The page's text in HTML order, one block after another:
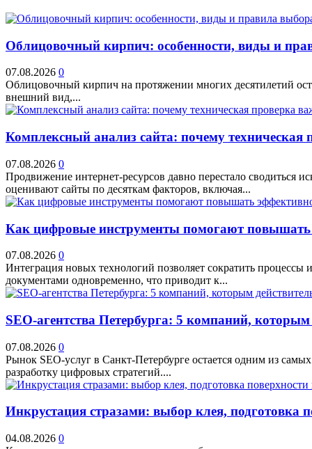
Облицовочный кирпич: особенности, виды и
07.08.2026 0
Облицовочный кирпич на протяжении многих десятилетий
внешний вид,...
Комплексный анализ сайта: почему
07.08.2026 0
Продвижение интернет-ресурсов давно перестало сводиться
оценивают сайты по десяткам факторов, включая...
Как цифровые инструменты помогают повышать
07.08.2026 0
Интеграция новых технологий позволяет сократить
документами одновременно, что приводит к...
SEO-агентства Петербурга: 5 компаний,
07.08.2026 0
Рынок SEO-услуг в Санкт-Петербурге остается одним из
разработку цифровых стратегий....
Инкрустация стразами: выбор клея, подготовка
04.08.2026 0